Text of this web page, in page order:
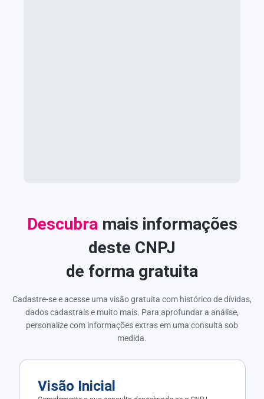
Descubra mais informações
deste CNPJ
de forma gratuita
Cadastre-se e acesse uma visão gratuita com histórico de dívidas,
dados cadastrais e muito mais. Para aprofundar a análise,
personalize com informações extras em uma consulta sob
medida.
Visão Inicial